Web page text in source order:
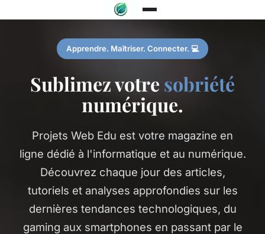
Apprendre. Maîtriser. Connecter. 💻
Sublimez votre sobriété
numérique.
Projets Web Edu est votre magazine en
ligne dédié à l'informatique et au numérique.
Découvrez chaque jour des articles,
tutoriels et analyses approfondies sur les
dernières tendances technologiques, du
gaming aux smartphones en passant par le